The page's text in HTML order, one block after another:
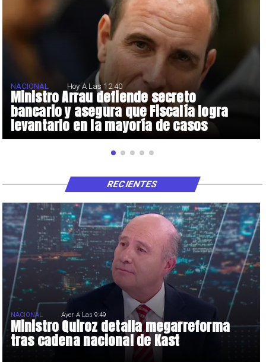
Ministro Arrau defiende secreto
bancario y asegura que Fiscalía logra
levantarlo en la mayoría de casos
NACIONAL Hoy A Las 12:40
Ministro Quiroz detalla megarreforma
tras cadena nacional de Kast
NACIONAL Ayer A Las 9:49
RECIENTES